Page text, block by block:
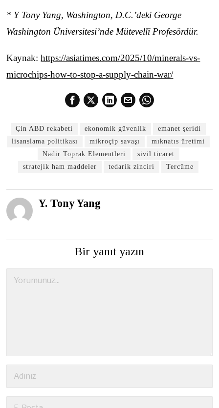
* Y Tony Yang, Washington, D.C.’deki George
Washington Üniversitesi’nde Mütevellî Profesördür.
Kaynak:https://asiatimes.com/2025/10/minerals-vs-
microchips-how-to-stop-a-supply-chain-war/
Çin ABD rekabeti ekonomik güvenlik
emanet şeridi
lisanslama politikası
mikroçip savaşı
mıknatıs üretimi
Nadir Toprak Elementleri
sivil ticaret
stratejik ham maddeler
tedarik zinciri Tercüme
Y. Tony Yang
Bir yanıt yazın